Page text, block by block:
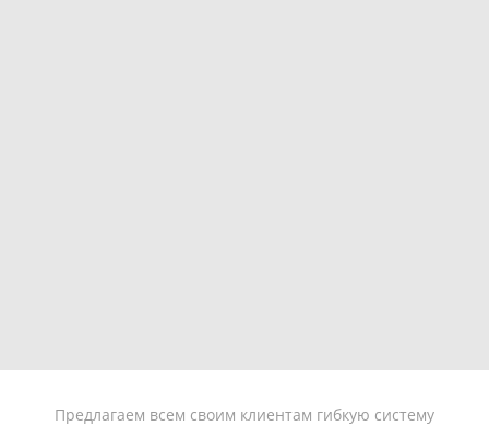
Предлагаем всем своим клиентам гибкую систему